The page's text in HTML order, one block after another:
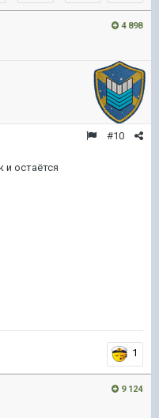
4 898
#10
и остаётся
1
9 124